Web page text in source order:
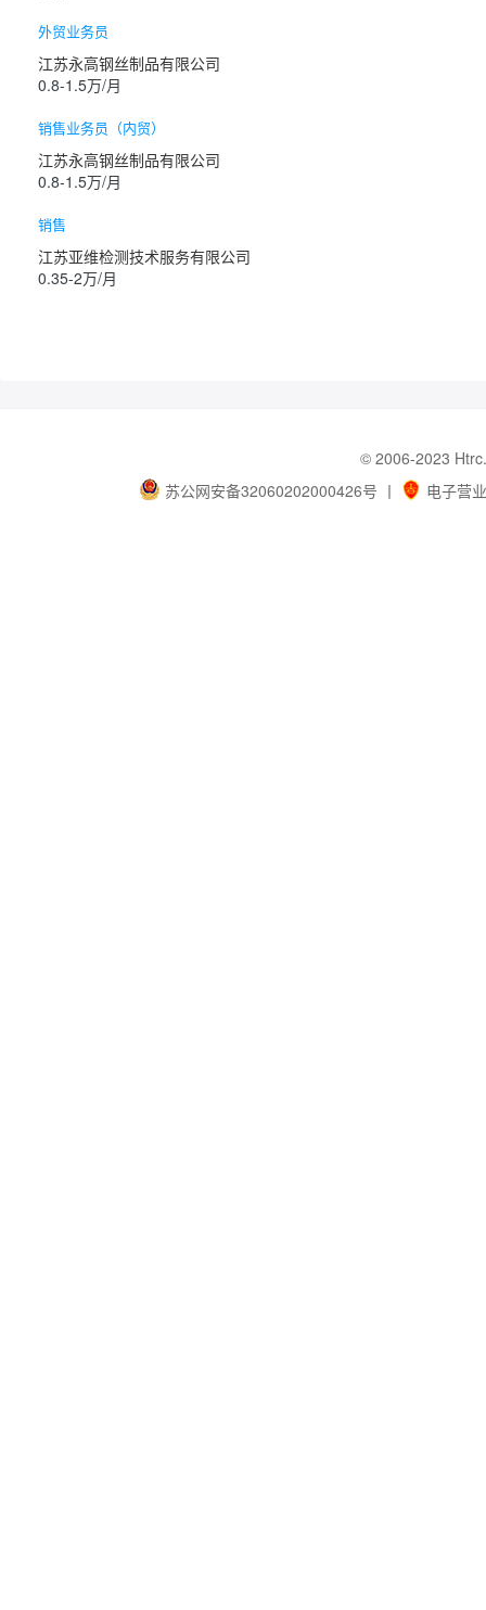
外贸业务员
江苏永高钢丝制品有限公司
0.8-1.5万/月
销售业务员（内贸）
江苏永高钢丝制品有限公司
0.8-1.5万/月
销售
江苏亚维检测技术服务有限公司
0.35-2万/月
© 2006-2023
苏公网安备32060202000426号 丨 电子营